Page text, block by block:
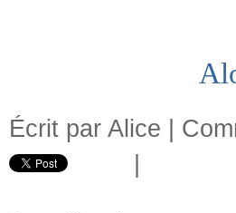
Écrit par Alice |